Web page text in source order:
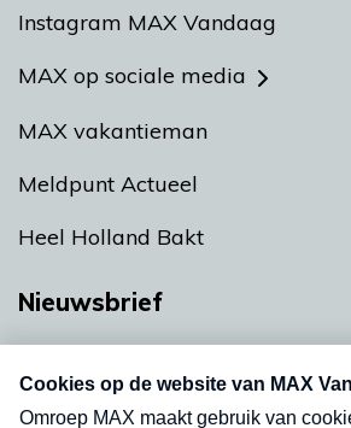
Instagram MAX Vandaag
MAX op sociale media
MAX vakantieman
Meldpunt Actueel
Heel Holland Bakt
Nieuwsbrief
nieuwsbrief. Elke vrijdag- en
uw mailbox.